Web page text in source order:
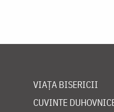
VIAȚA BISERICII
CUVINTE